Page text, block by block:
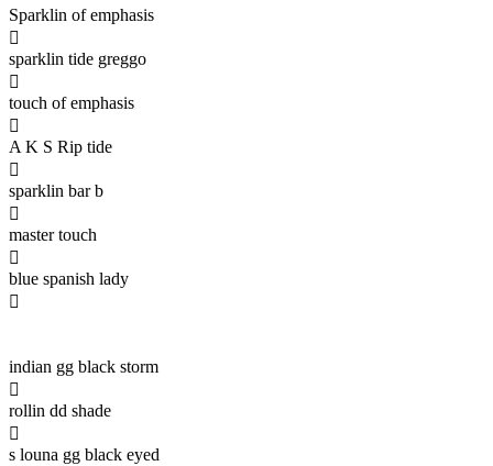
Sparklin of emphasis

sparklin tide greggo

touch of emphasis

A K S Rip tide

sparklin bar b

master touch

blue spanish lady

indian gg black storm

rollin dd shade

s louna gg black eyed